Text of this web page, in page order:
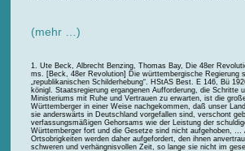
(mehr …)
Ute Beck, Albrecht Benzing, Thomas Bay, Die 48er
ms. [Beck, 48er Revolution] Die württembergische Regierung
„republikanischen Schilderhebung“. HStAS Best. E 146, Bü
königl. Staatsregierung ergangenen Aufforderung, die Schritte
Ministeriums mit Ruhe und Vertrauen zu erwarten, ist die
Württemberger in einer Weise nachgekommen, daß unser
sie anderswärts in Deutschland vorgefallen sind, verschont
verfassungsmäßigen Gehorsams wie der Leistung der
Württemberger fort und die Gesetze sind nicht aufgehoben, …
Ortsobrigkeiten werden daher aufgefordert, den ihnen
schweren und verhängnisvollen Zeit, so lange sie nicht im